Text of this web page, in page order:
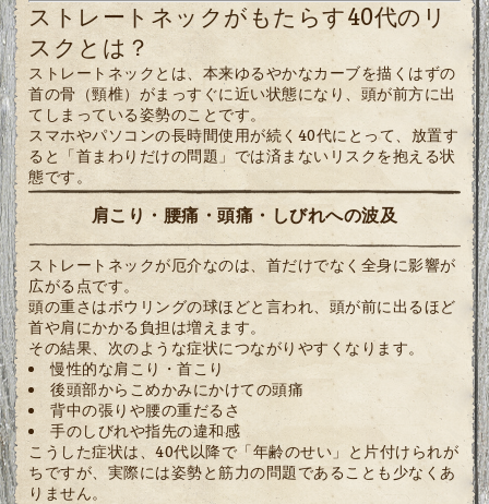
ストレートネックがもたらす40代のリ
スクとは？
ストレートネックとは、本来ゆるやかなカーブを描くはずの
首の骨（頸椎）がまっすぐに近い状態になり、頭が前方に出
てしまっている姿勢のことです。
スマホやパソコンの長時間使用が続く40代にとって、放置す
ると「首まわりだけの問題」では済まないリスクを抱える状
態です。
肩こり・腰痛・頭痛・しびれへの波及
ストレートネックが厄介なのは、首だけでなく全身に影響が
広がる点です。
頭の重さはボウリングの球ほどと言われ、頭が前に出るほど
首や肩にかかる負担は増えます。
その結果、次のような症状につながりやすくなります。
慢性的な肩こり・首こり
後頭部からこめかみにかけての頭痛
背中の張りや腰の重だるさ
手のしびれや指先の違和感
こうした症状は、40代以降で「年齢のせい」と片付けられが
ちですが、実際には姿勢と筋力の問題であることも少なくあ
りません。